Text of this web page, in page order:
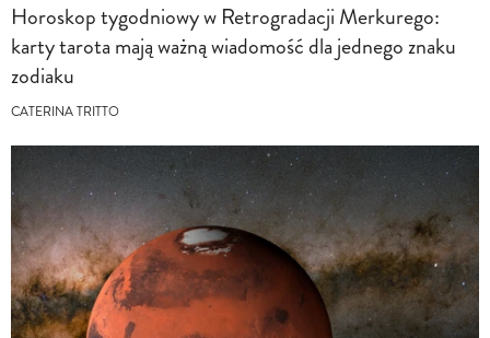
Horoskop tygodniowy w Retrogradacji Merkurego:
karty tarota mają ważną wiadomość dla jednego znaku
zodiaku
CATERINA TRITTO